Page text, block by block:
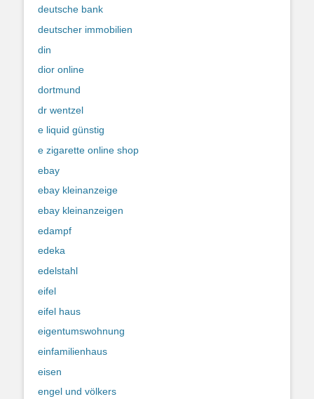
deutsche bank
deutscher immobilien
din
dior online
dortmund
dr wentzel
e liquid günstig
e zigarette online shop
ebay
ebay kleinanzeige
ebay kleinanzeigen
edampf
edeka
edelstahl
eifel
eifel haus
eigentumswohnung
einfamilienhaus
eisen
engel und völkers